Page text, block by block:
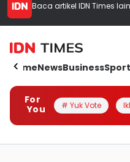
Baca artikel IDN Times
HomeNewsBusinessSport
For
You
# Yuk Vote